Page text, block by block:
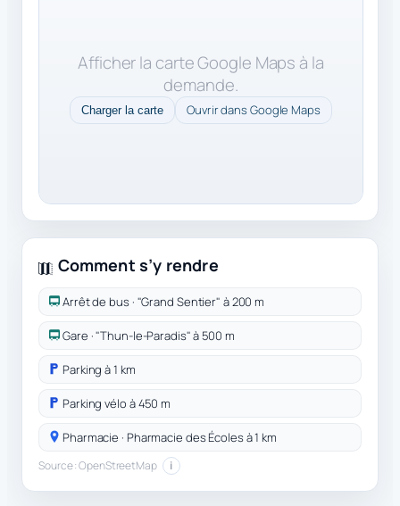
Afficher la carte Google Maps à la
demande.
Charger la carte Ouvrir dans Google Maps
Comment s’y rendre
Arrêt de bus · "Grand Sentier" à 200 m
Gare · "Thun-le-Paradis" à 500 m
Parking à 1 km
Parking vélo à 450 m
Pharmacie · Pharmacie des Écoles à 1 km
Source : OpenStreetMap i